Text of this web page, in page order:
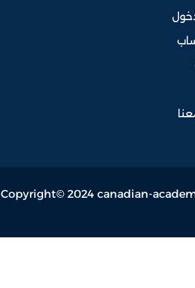
Copyright© 2024 canadian-